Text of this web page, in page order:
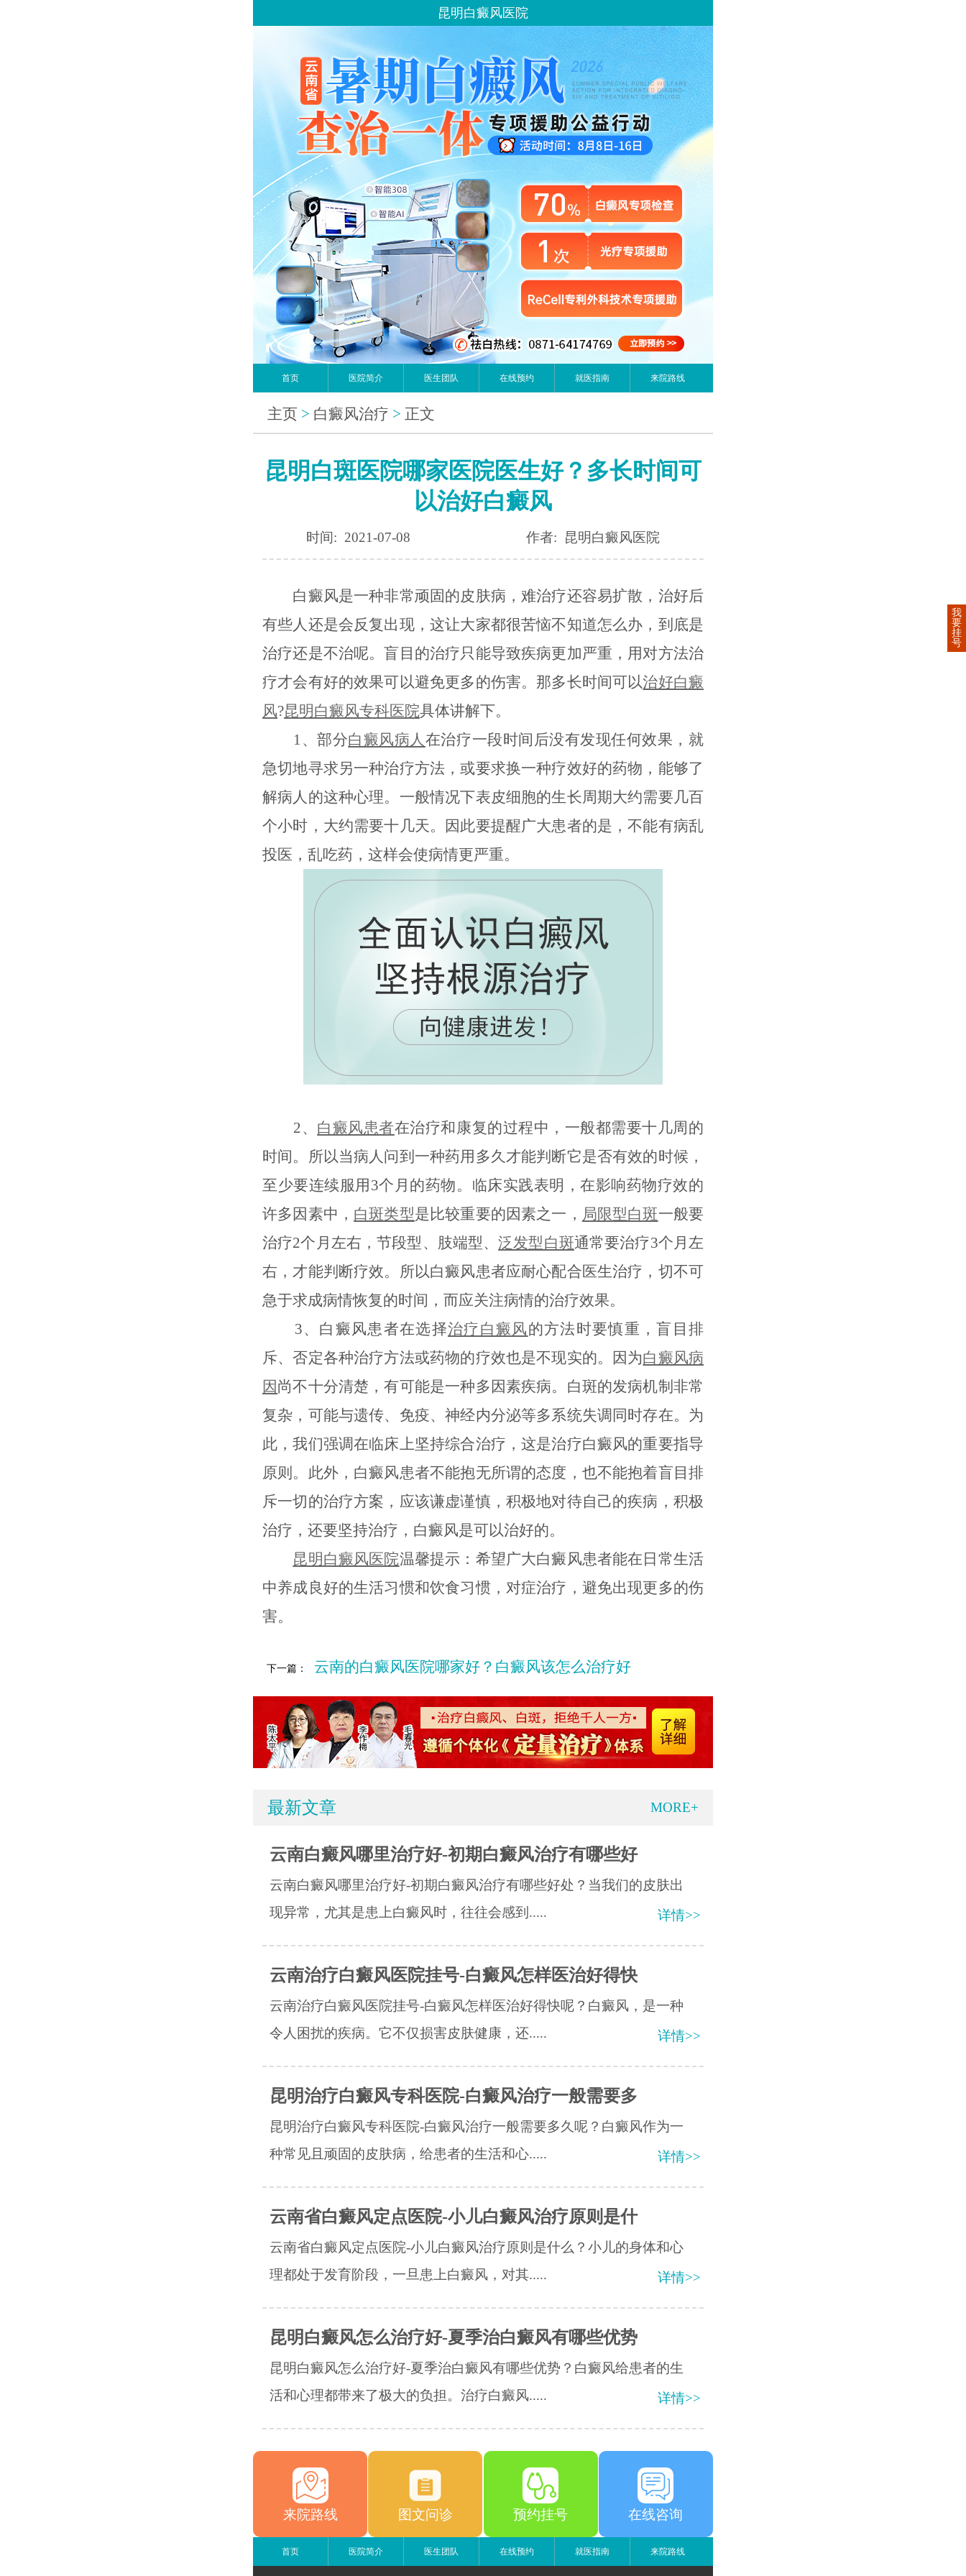
昆明白癜风医院
首页 医院简介 医生团队 在线预约 就医指南 来院路线
主页 > 白癜风治疗 > 正文
昆明白斑医院哪家医院医生好？多长时间可
以治好白癜风
时间: 2021-07-08 作者: 昆明白癜风医院
白癜风是一种非常顽固的皮肤病，难治疗还容易扩散，治好后
有些人还是会反复出现，这让大家都很苦恼不知道怎么办，到底是
治疗还是不治呢。盲目的治疗只能导致疾病更加严重，用对方法治
疗才会有好的效果可以避免更多的伤害。那多长时间可以治好白癜
风?昆明白癜风专科医院具体讲解下。
1、部分白癜风病人在治疗一段时间后没有发现任何效果，就
急切地寻求另一种治疗方法，或要求换一种疗效好的药物，能够了
解病人的这种心理。一般情况下表皮细胞的生长周期大约需要几百
个小时，大约需要十几天。因此要提醒广大患者的是，不能有病乱
投医，乱吃药，这样会使病情更严重。
2、 白癜风患者在治疗和康复的过程中，一般都需要十几周的
时间。所以当病人问到一种药用多久才能判断它是否有效的时候，
至少要连续服用3个月的药物。临床实践表明，在影响药物疗效的
许多因素中， 白斑类型是比较重要的因素之一， 局限型白斑一般要
治疗2个月左右，节段型、肢端型、泛发型白斑通常要治疗3个月左
右，才能判断疗效。所以白癜风患者应耐心配合医生治疗，切不可
急于求成病情恢复的时间，而应关注病情的治疗效果。
3、白癜风患者在选择治疗白癜风的方法时要慎重，盲目排
斥、否定各种治疗方法或药物的疗效也是不现实的。因为白癜风病
因尚不十分清楚，有可能是一种多因素疾病。白斑的发病机制非常
复杂，可能与遗传、免疫、神经内分泌等多系统失调同时存在。为
此，我们强调在临床上坚持综合治疗，这是治疗白癜风的重要指导
原则。此外，白癜风患者不能抱无所谓的态度，也不能抱着盲目排
斥一切的治疗方案，应该谦虚谨慎，积极地对待自己的疾病，积极
治疗，还要坚持治疗，白癜风是可以治好的。
昆明白癜风医院温馨提示：希望广大白癜风患者能在日常生活
中养成良好的生活习惯和饮食习惯，对症治疗，避免出现更多的伤
害。
下一篇： 云南的白癜风医院哪家好？白癜风该怎么治疗好
最新文章 MORE+
云南白癜风哪里治疗好-初期白癜风治疗有哪些好
云南白癜风哪里治疗好-初期白癜风治疗有哪些好处？当我们的皮肤出
现异常，尤其是患上白癜风时，往往会感到.....
详情>>
云南治疗白癜风医院挂号-白癜风怎样医治好得快
云南治疗白癜风医院挂号-白癜风怎样医治好得快呢？白癜风，是一种
令人困扰的疾病。它不仅损害皮肤健康，还.....
详情>>
昆明治疗白癜风专科医院-白癜风治疗一般需要多
昆明治疗白癜风专科医院-白癜风治疗一般需要多久呢？白癜风作为一
种常见且顽固的皮肤病，给患者的生活和心.....
详情>>
云南省白癜风定点医院-小儿白癜风治疗原则是什
云南省白癜风定点医院-小儿白癜风治疗原则是什么？小儿的身体和心
理都处于发育阶段，一旦患上白癜风，对其.....
详情>>
昆明白癜风怎么治疗好-夏季治白癜风有哪些优势
昆明白癜风怎么治疗好-夏季治白癜风有哪些优势？白癜风给患者的生
活和心理都带来了极大的负担。治疗白癜风.....
详情>>
来院路线 图文问诊 预约挂号 在线咨询
首页 医院简介 医生团队 在线预约 就医指南 来院路线
我
要
挂
号